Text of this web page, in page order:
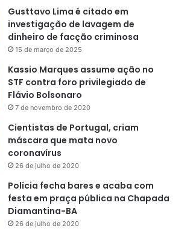
Gusttavo Lima é citado em
investigação de lavagem de
dinheiro de facção criminosa
15 de março de 2025
Kassio Marques assume ação no
STF contra foro privilegiado de
Flávio Bolsonaro
7 de novembro de 2020
Cientistas de Portugal, criam
máscara que mata novo
coronavírus
26 de julho de 2020
Polícia fecha bares e acaba com
festa em praça pública na Chapada
Diamantina-BA
26 de julho de 2020